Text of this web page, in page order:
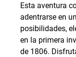
Esta aventura
adentrarse en
posibilidades,
en la primera
de 1806.